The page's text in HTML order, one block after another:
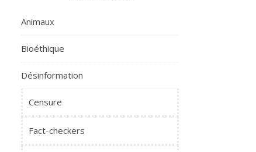
Animaux
Bioéthique
Désinformation
Censure
Fact-checkers